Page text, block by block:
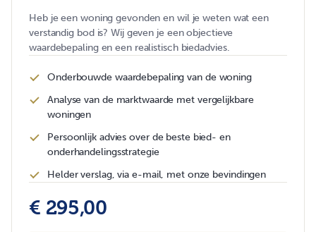
Heb je een woning gevonden en wil je weten wat een
verstandig bod is? Wij geven je een objectieve
waardebepaling en een realistisch biedadvies.
Onderbouwde waardebepaling van de woning
Analyse van de marktwaarde met vergelijkbare
woningen
Persoonlijk advies over de beste bied- en
onderhandelingsstrategie
Helder verslag, via e-mail, met onze bevindingen
€ 295,00